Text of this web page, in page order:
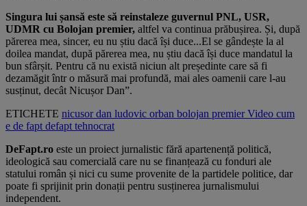
Singura lui șansă este să reinstaleze guvernul PNL, USR,
UDMR cu Bolojan premier, altfel va continua prăbușirea. Și, după
părerea mea, sincer, eu nu știu dacă își duce...El se gândește la al
doilea mandat, după părerea mea, nu știu dacă își duce mandatul la
bun sfârșit. Pentru că nu există niciun alt președinte care să fi
dezamăgit într o măsură mai profundă, mai ales oamenii care l-au
susținut, decât Nicușor Dan”.
ETICHETE nicusor dan ludovic orban bolojan premierVideo cum
e de fapt defapt tehnocrat
DeFapt.ro este un proiect jurnalistic fără apartenență politică,
ideologică sau comercială care nu se finanțează cu fonduri ale
statului român și nici cu sume provenite de la partidele politice, dar
poate fi sprijinit prin donații pentru susținerea jurnalismului
independent.